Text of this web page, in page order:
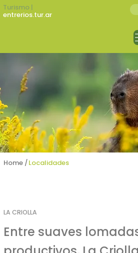
Turismo |
entrerios.tur.ar
Home /Localidades
LA CRIOLLA
Entre suaves